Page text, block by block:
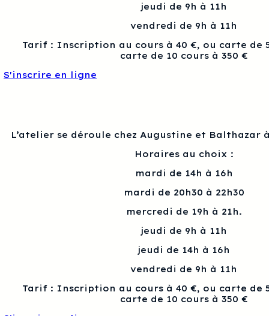
jeudi de 9h à 11h
vendredi de 9h à 11h
Tarif : Inscription au cours à 40 €, ou carte de
carte de 10 cours à 350 €
S'inscrire en ligne
L’atelier se déroule chez Augustine et Balthazar
Horaires au choix :
mardi de 14h à 16h
mardi de 20h30 à 22h30
mercredi de 19h à 21h.
jeudi de 9h à 11h
jeudi de 14h à 16h
vendredi de 9h à 11h
Tarif : Inscription au cours à 40 €, ou carte de
carte de 10 cours à 350 €